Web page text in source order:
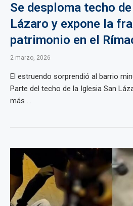
Se desploma techo
Lázaro y expone la
patrimonio en el
2 marzo, 2026
El estruendo sorprendió al barrio
Parte del techo de la Iglesia San
más ...